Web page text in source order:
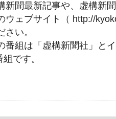
新聞最新記事や、虚構新
ウェブサイト（ http://
さい。
番組は「虚構新聞社」と
です。